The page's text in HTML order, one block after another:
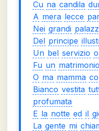
Cu na candila
A mera lecce
Nei grandi
Del principe
Un bel servizio o
Fu un matrimonio
O ma mamma
Bianco vestita
profumata
E la notte ed il
La gente mi